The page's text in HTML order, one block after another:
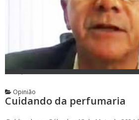
Opinião
Cuidando da perfumaria